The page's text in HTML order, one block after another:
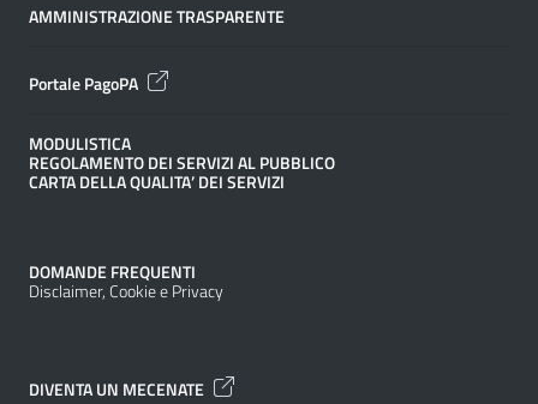
AMMINISTRAZIONE TRASPARENTE
Portale PagoPA
MODULISTICA
REGOLAMENTO DEI SERVIZI AL PUBBLICO
CARTA DELLA QUALITA’ DEI SERVIZI
DOMANDE FREQUENTI
Disclaimer, Cookie e Privacy
DIVENTA UN MECENATE